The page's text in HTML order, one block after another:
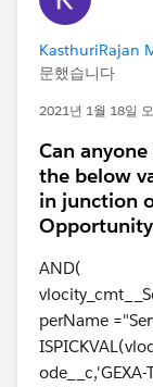
KasthuriRajan
문했습니다
2021년 1월 18일
Can
the below
in junction
Opportunity
AND(
perName
ode__c,'GEXA-